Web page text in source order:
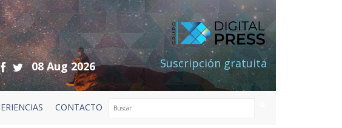
08 Aug 2026 Suscripción gratuita
CONTACTO